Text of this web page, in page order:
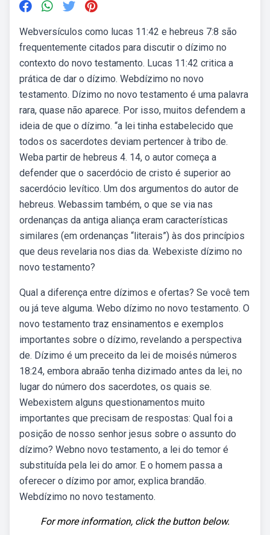
Webversículos como lucas 11:42 e hebreus 7:8 são
frequentemente citados para discutir o dízimo no
contexto do novo testamento. Lucas 11:42 critica a
prática de dar o dízimo. Webdízimo no novo
testamento. Dízimo no novo testamento é uma palavra
rara, quase não aparece. Por isso, muitos defendem a
ideia de que o dízimo. “a lei tinha estabelecido que
todos os sacerdotes deviam pertencer à tribo de.
Weba partir de hebreus 4. 14, o autor começa a
defender que o sacerdócio de cristo é superior ao
sacerdócio levítico. Um dos argumentos do autor de
hebreus. Webassim também, o que se via nas
ordenanças da antiga aliança eram características
similares (em ordenanças “literais”) às dos princípios
que deus revelaria nos dias da. Webexiste dízimo no
novo testamento?
Qual a diferença entre dízimos e ofertas? Se você tem
ou já teve alguma. Webo dízimo no novo testamento. O
novo testamento traz ensinamentos e exemplos
importantes sobre o dízimo, revelando a perspectiva
de. Dízimo é um preceito da lei de moisés números
18:24, embora abraão tenha dizimado antes da lei, no
lugar do número dos sacerdotes, os quais se.
Webexistem alguns questionamentos muito
importantes que precisam de respostas: Qual foi a
posição de nosso senhor jesus sobre o assunto do
dízimo? Webno novo testamento, a lei do temor é
substituída pela lei do amor. E o homem passa a
oferecer o dízimo por amor, explica brandão.
Webdízimo no novo testamento.
For more information, click the button below.